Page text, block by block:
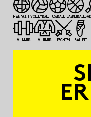
HANDBALLVOLLEYBALL FUSSBALL BASKETBALL
ATHLETIK ATHLETIK FECHTEN BALLETT